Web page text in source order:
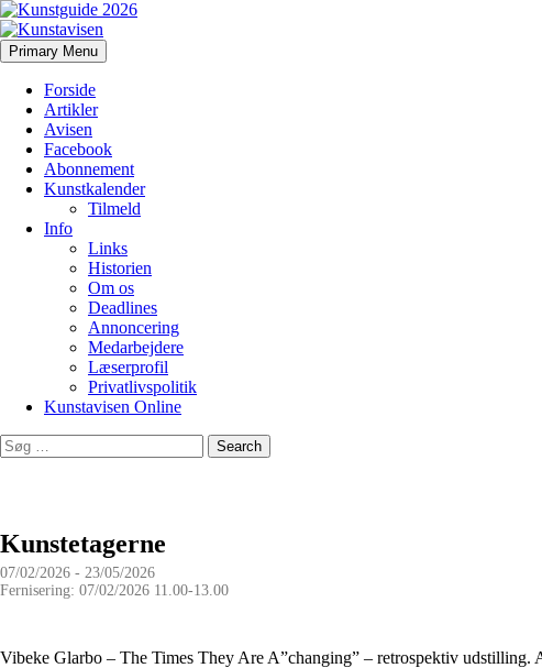
Kunstavisen
Search
Primary Menu Skip
to
Forside
Artikler
Avisen
Facebook
Abonnement
Kunstkalender
Tilmeld
Info
Links
Historien
Om os
Deadlines
Annoncering
Medarbejdere
Læserprofil
Privatlivspolitik
Kunstavisen Online
Search
for:
Kunstetagerne
07/02/2026 - 23/05/2026
Fernisering: 07/02/2026 11.00-13.00
Vibeke Glarbo – The Times They Are A”changing” – retrospektiv